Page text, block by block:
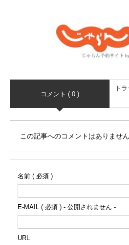
コメント ( 0 )
ト
この記事へのコメントはありません
名前 ( 必須 )
E-MAIL ( 必須 ) - 公開されません -
URL